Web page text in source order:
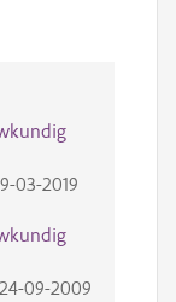
03-2019
24-09-2009